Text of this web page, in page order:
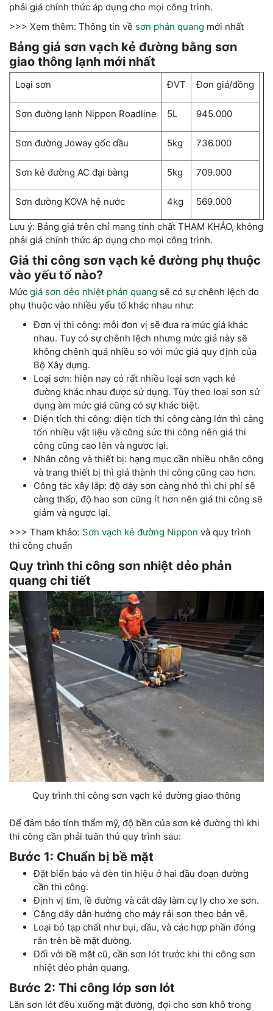
phải giá chính thức áp dụng cho mọi công trình.
>>> Xem thêm: Thông tin về sơn phản quang mới nhất
Bảng giá sơn vạch kẻ đường bằng sơn
giao thông lạnh mới nhất
Loại sơn ĐVT Đơn giá/đồng
Sơn đường lạnh Nippon Roadline 5L 945.000
Sơn đường Joway gốc dầu 5kg 736.000
Sơn kẻ đường AC đại bàng 5kg 709.000
Sơn đường KOVA hệ nước 4kg 569.000
Lưu ý: Bảng giá trên chỉ mang tính chất THAM KHẢO, không
phải giá chính thức áp dụng cho mọi công trình.
Giá thi công sơn vạch kẻ đường phụ thuộc
vào yếu tố nào?
Mức giá sơn dẻo nhiệt phản quang sẽ có sự chênh lệch do
phụ thuộc vào nhiều yếu tố khác nhau như:
Đơn vị thi công: mỗi đơn vị sẽ đưa ra mức giá khác
nhau. Tuy có sự chênh lệch nhưng mức giá này sẽ
không chênh quá nhiều so với mức giá quy định của
Bộ Xây dựng.
Loại sơn: hiện nay có rất nhiều loại sơn vạch kẻ
đường khác nhau được sử dụng. Tùy theo loại sơn sử
dụng àm mức giá cũng có sự khác biệt.
Diện tích thi công: diện tích thi công càng lớn thì càng
tốn nhiều vật liệu và công sức thi công nên giá thi
công cũng cao lên và ngược lại.
Nhân công và thiết bị: hạng mục cần nhiều nhân công
và trang thiết bị thì giá thành thi công cũng cao hơn.
Công tác xây lắp: độ dày sơn càng nhỏ thì chi phí sẽ
càng thấp, độ hao sơn cũng ít hơn nên giá thi công sẽ
giảm và ngược lại.
>>> Tham khảo: Sơn vạch kẻ đường Nippon và quy trình
thi công chuẩn
Quy trình thi công sơn nhiệt dẻo phản
quang chi tiết
Quy trình thi công sơn vạch kẻ đường giao thông
Để đảm bảo tính thẩm mỹ, độ bền của sơn kẻ đường thì khi
thi công cần phải tuân thủ quy trình sau:
Bước 1: Chuẩn bị bề mặt
Đặt biển báo và đèn tín hiệu ở hai đầu đoạn đường
cần thi công.
Định vị tim, lề đường và cắt dây làm cự ly cho xe sơn.
Căng dây dẫn hướng cho máy rải sơn theo bản vẽ.
Loại bỏ tạp chất như bụi, dầu, và các hợp phần đóng
rắn trên bề mặt đường.
Đối với bề mặt cũ, cần sơn lót trước khi thi công sơn
nhiệt dẻo phản quang.
Bước 2: Thi công lớp sơn lót
Lăn sơn lót đều xuống mặt đường, đợi cho sơn khô trong